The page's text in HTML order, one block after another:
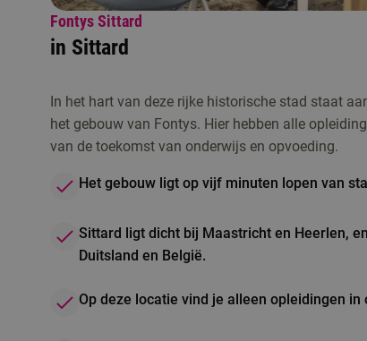
Fontys Sittard
in Sittard
In het hart van deze rijke historische stad staat
het gebouw van Fontys. Hier hebben alle
van de toekomst van onderwijs en opvoeding.
Het gebouw ligt op vijf minuten lopen van
Sittard ligt dicht bij Maastricht en Heerlen,
Duitsland en België.
Op deze locatie vind je alleen opleidingen